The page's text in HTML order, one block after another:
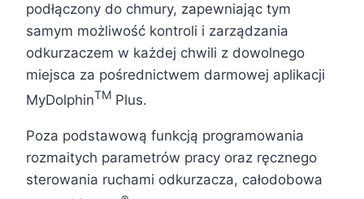
podłączony do chmury, zapewniając tym
samym możliwość kontroli i zarządzania
odkurzaczem w każdej chwili z dowolnego
miejsca za pośrednictwem darmowej aplikacji
MyDolphinTM Plus.
Poza podstawową funkcją programowania
rozmaitych parametrów pracy oraz ręcznego
sterowania ruchami odkurzacza, całodobowa